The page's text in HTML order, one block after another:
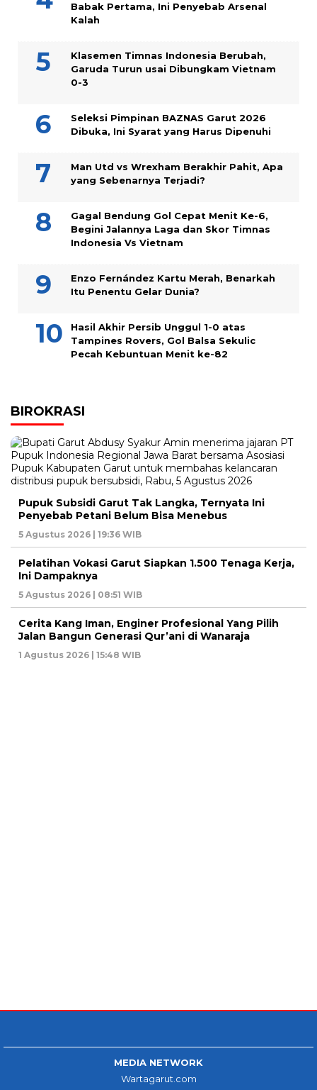
Babak Pertama, Ini Penyebab Arsenal
Kalah
Klasemen Timnas Indonesia Berubah,
Garuda Turun usai Dibungkam Vietnam
0-3
Seleksi Pimpinan BAZNAS Garut 2026
Dibuka, Ini Syarat yang Harus Dipenuhi
Man Utd vs Wrexham Berakhir Pahit, Apa
yang Sebenarnya Terjadi?
Gagal Bendung Gol Cepat Menit Ke-6,
Begini Jalannya Laga dan Skor Timnas
Indonesia Vs Vietnam
Enzo Fernández Kartu Merah, Benarkah
Itu Penentu Gelar Dunia?
Hasil Akhir Persib Unggul 1-0 atas
Tampines Rovers, Gol Balsa Sekulic
Pecah Kebuntuan Menit ke-82
BIROKRASI
Pupuk Subsidi Garut Tak Langka, Ternyata Ini
Penyebab Petani Belum Bisa Menebus
5 Agustus 2026 | 19:36 WIB
Pelatihan Vokasi Garut Siapkan 1.500 Tenaga Kerja,
Ini Dampaknya
5 Agustus 2026 | 08:51 WIB
Cerita Kang Iman, Enginer Profesional Yang Pilih
Jalan Bangun Generasi Qur’ani di Wanaraja
1 Agustus 2026 | 15:48 WIB
MEDIA NETWORK
Wartagarut.com